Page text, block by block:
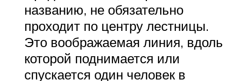
названию, не обязательно
проходит по центру лестницы.
Это воображаемая линия, вдоль
которой поднимается или
спускается один человек в